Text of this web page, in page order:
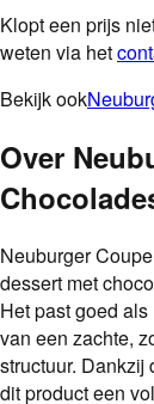
Klopt een prijs
weten via het
Bekijk ook
Over
Neuburger
dessert met
Het past goed
van een zachte,
structuur. Dankzij
dit product een